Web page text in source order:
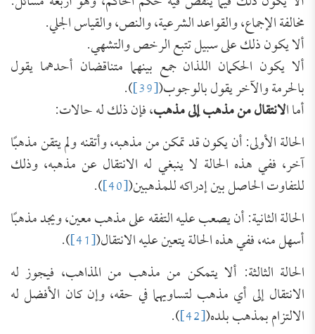
مخالفة الإجماع، والقواعد الشرعية، والنص، والقياس الجلي.
ألا يكون ذلك على سبيل تتبع الرخص والتشهي.
ألا يكون الحكمان اللذان جمع بينهما متناقضان أحدهما يقول
بالحرمة والآخر يقول بالوجوب([39]
).
أما الانتقال من مذهب إلى مذهب، فإن ذلك له حالات:
الحالة الأولى: أن يكون قد تمكن من مذهبه، وأتقنه ولم يتقن مذهبًا
آخر، ففي هذه الحالة لا ينبغي له الانتقال عن مذهبه، وذلك
للتفاوت الحاصل بين إدراكه للمذهبين([40]
).
الحالة الثانية: أن يصعب عليه التفقه على مذهب معين، ويجد مذهبًا
أسهل منه، ففي هذه الحالة يتعين عليه الانتقال([41]
).
الحالة الثالثة: ألا يتمكن من مذهب من المذاهب، فيجوز له
الانتقال إلى أي مذهب لتساويهما في حقه، وإن كان الأفضل له
الالتزام بمذهب بلده([42]
).